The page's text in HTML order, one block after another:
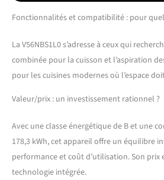
moteur
nettoyer –
retirer et
Niveau de
pour des
générée
la batterie
Fonctionnalités et compatibilité : pour
La V56NBS1L0 s’adresse à ceux qui
combinée pour la cuisson et l’aspiration
pour les cuisines modernes où l’espace
Valeur/prix : un investissement rationnel ?
Avec une classe énergétique de B et une
178,3 kWh, cet appareil offre un équilibre
performance et coût d’utilisation. Son prix
technologie intégrée.